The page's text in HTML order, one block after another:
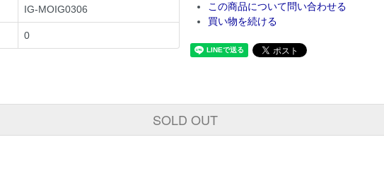
IG-MOIG0306
0
この商品について問い合わせる
買い物を続ける
SOLD OUT